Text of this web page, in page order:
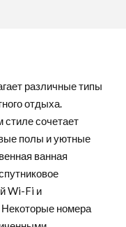
различные типы
отдыха.
стиле сочетает
полы и уютные
ванная
Wi-Fi и
Некоторые номера